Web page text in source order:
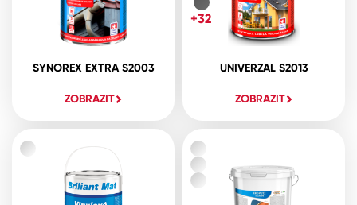
SYNOREX EXTRA S2003
ZOBRAZIT
UNIVERZAL S2013
ZOBRAZIT
+32